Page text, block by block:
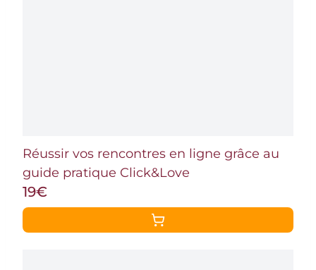
Réussir vos rencontres en ligne grâce au
guide pratique Click&Love
19€